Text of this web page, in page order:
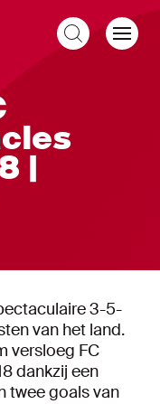
|
3-5-
van het land.
versloeg FC
dankzij een
twee goals van